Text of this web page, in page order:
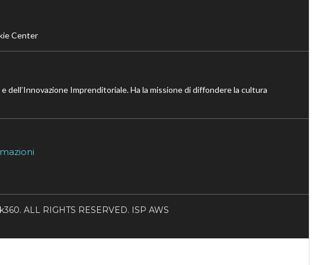
Center
Imprenditoriale. Ha la missione di diffondere la cultura
ALL RIGHTS RESERVED. ISP AWS